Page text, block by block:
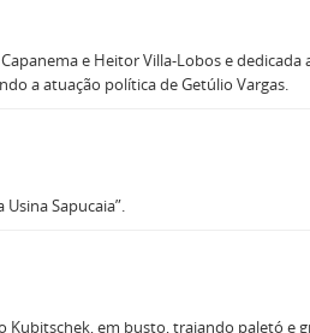
e Heitor Villa-Lobos e dedicada
a atuação política de Getúlio Vargas.
Sapucaia”.
em busto, trajando paletó e